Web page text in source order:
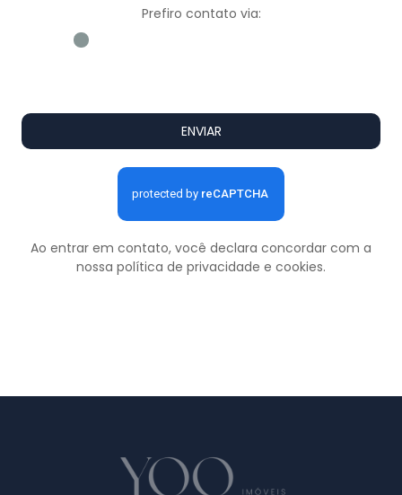
Prefiro contato via:
ENVIAR
Ao entrar em contato, você declara concordar com a
nossa política de privacidade e cookies.